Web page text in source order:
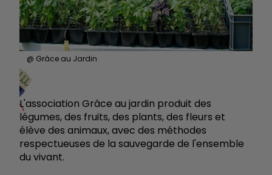
@ Grâce au Jardin
L'association Grâce au jardin produit des
légumes, des fruits, des plants, des fleurs et
élève des animaux, avec des méthodes
respectueuses de la sauvegarde de l'ensemble
du vivant.